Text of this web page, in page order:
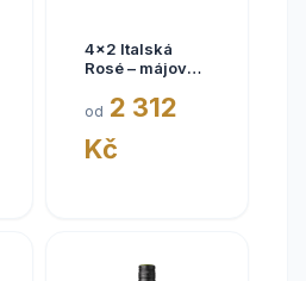
4x2 Italská
Rosé – májové
od 2 312
Kč